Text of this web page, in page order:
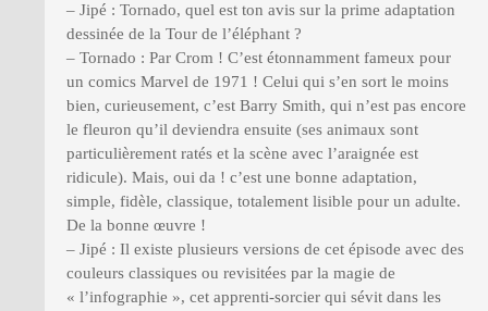
– Jipé : Tornado, quel est ton avis sur la prime adaptation
dessinée de la Tour de l’éléphant ?
– Tornado : Par Crom ! C’est étonnamment fameux pour
un comics Marvel de 1971 ! Celui qui s’en sort le moins
bien, curieusement, c’est Barry Smith, qui n’est pas encore
le fleuron qu’il deviendra ensuite (ses animaux sont
particulièrement ratés et la scène avec l’araignée est
ridicule). Mais, oui da ! c’est une bonne adaptation,
simple, fidèle, classique, totalement lisible pour un adulte.
De la bonne œuvre !
– Jipé : Il existe plusieurs versions de cet épisode avec des
couleurs classiques ou revisitées par la magie de
« l’infographie », cet apprenti-sorcier qui sévit dans les